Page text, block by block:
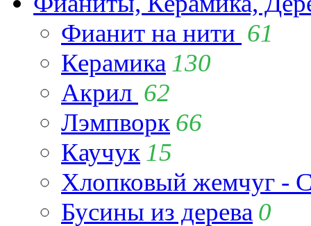
Фианит на нити 61
Керамика 130
Акрил 62
Лэмпворк 66
Каучук 15
Хлопковый жемчуг -
Бусины из дерева 0